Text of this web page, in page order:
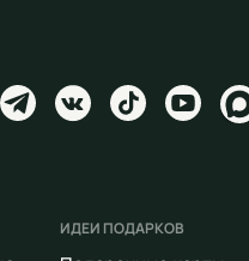
ИДЕИ ПОДАРКОВ